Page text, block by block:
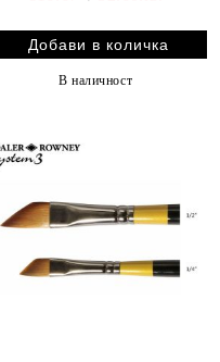
В наличност